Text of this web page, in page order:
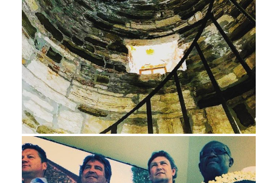
Ago 3